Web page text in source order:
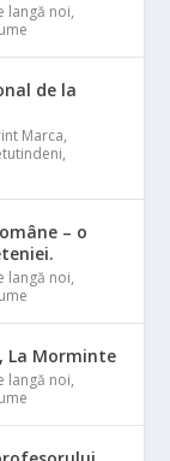
langă noi,
de la
Marca,
,
– o
langă noi,
La Morminte
langă noi,